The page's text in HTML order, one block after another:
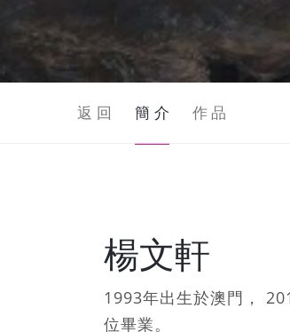
返 回 簡 介 作 品
楊文軒
1993年出生於澳門，
位畢業。